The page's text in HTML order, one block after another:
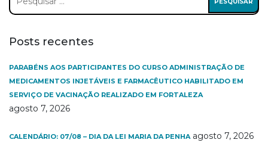
por:
Posts recentes
PARABÉNS AOS PARTICIPANTES DO CURSO ADMINISTRAÇÃO DE
MEDICAMENTOS INJETÁVEIS E FARMACÊUTICO HABILITADO EM
SERVIÇO DE VACINAÇÃO REALIZADO EM FORTALEZA
agosto 7, 2026
CALENDÁRIO: 07/08 – DIA DA LEI MARIA DA PENHA agosto 7, 2026